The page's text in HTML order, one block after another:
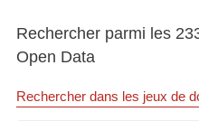
Rechercher parmi les
Open Data
Rechercher dans les jeux de